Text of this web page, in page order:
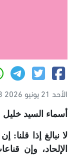
الأحد 21 يونيو 2026 02:33 م
أسماء السيد خليل
لا نبالغ إذا
الإلحاد، وإن